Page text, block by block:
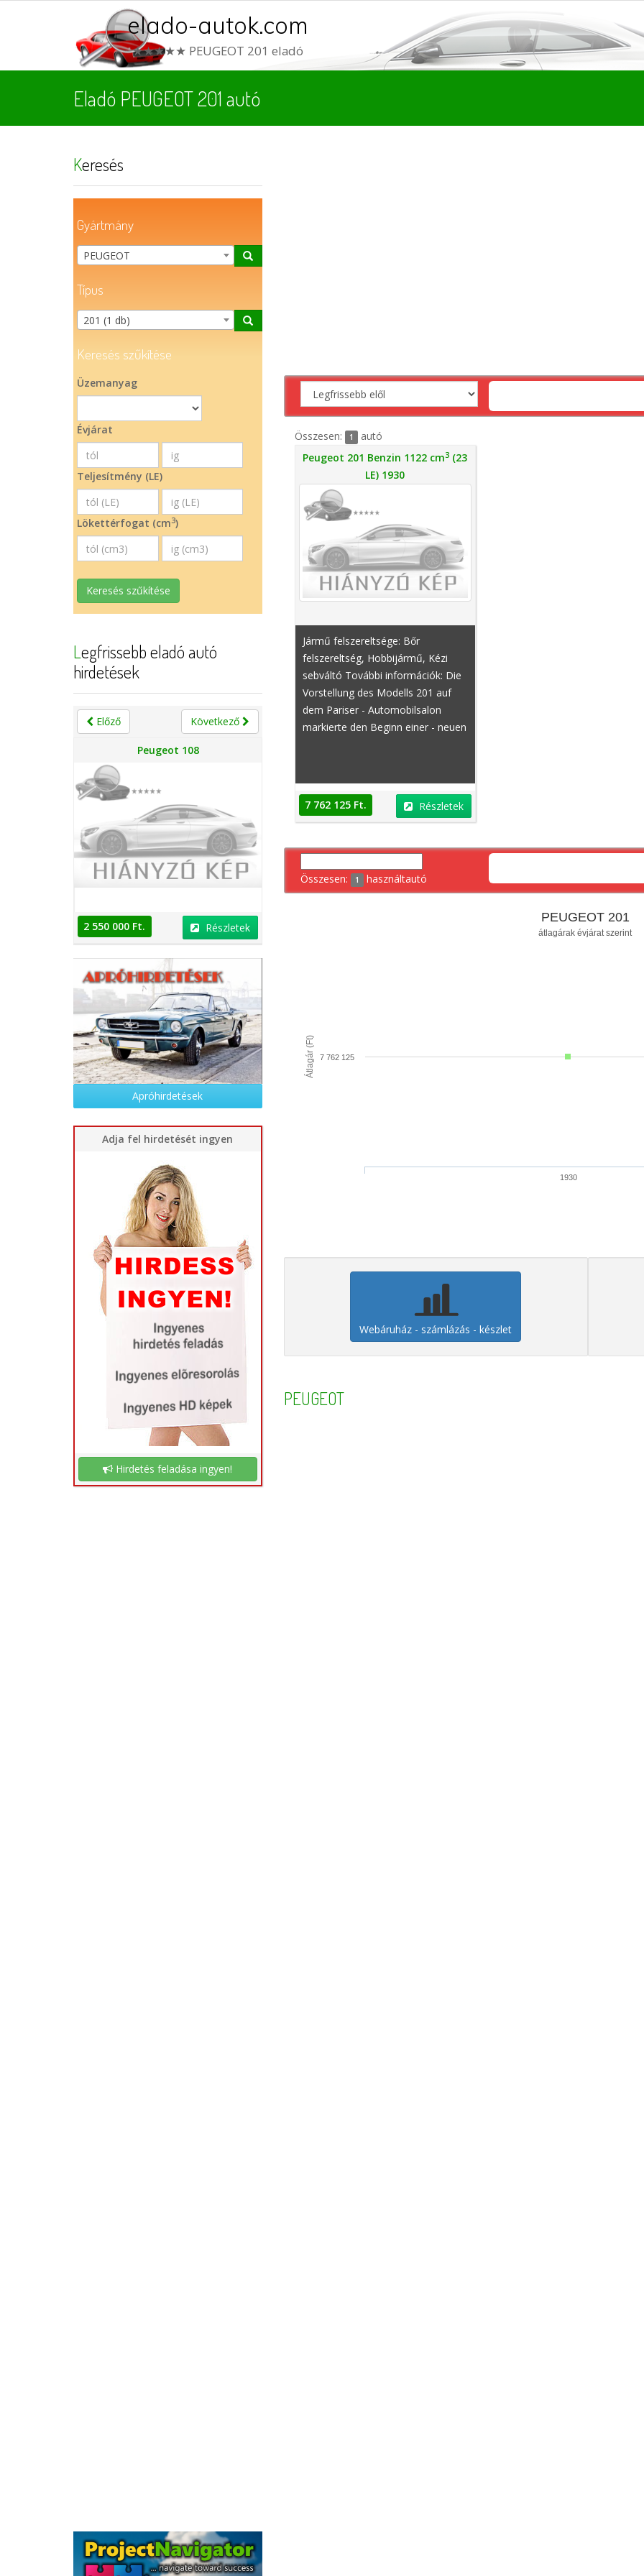
elado-autok.com
★★★★★ PEUGEOT 201 eladó
Eladó PEUGEOT 201 autó
Keresés
Gyártmány
PEUGEOT
Típus
201 (1 db)
Keresés szűkítése
Üzemanyag
Évjárat
Teljesítmény (LE)
Lökettérfogat (cm3)
Keresés szűkítése
Legfrissebb eladó autó
hirdetések
Előző Következő
Peugeot 108
2 550 000 Ft. Részletek Részletek
Apróhirdetések
Adja fel hirdetését ingyen
Hirdetés feladása ingyen!
Összesen: 1
autó
Peugeot 201 Benzin 1122 cm3 (23
LE) 1930
Jármű felszereltsége: Bőr
felszereltség, Hobbijármű, Kézi
sebváltó További információk: Die
Vorstellung des Modells 201 auf
dem Pariser - Automobilsalon
markierte den Beginn einer - neuen
7 762 125 Ft. Részletek
Összesen: 1 használtautó
Átlagár (Ft)
PEUGEOT 201
átlagárak évjárat szerint
1930
7 762 125
Webáruház - számlázás - készlet
PEUGEOT